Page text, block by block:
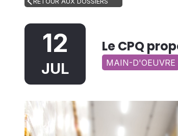
12
JUL
Le CPQ
MAIN-D'OEUVRE